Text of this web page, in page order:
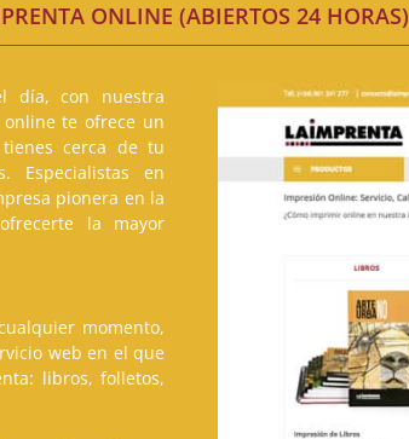
ONLINE (ABIERTOS 24 HORAS)
día, con nuestra
online te ofrece un
cerca de tu
Especialistas en
pionera en la
la mayor
momento,
web en el que
libros, folletos,